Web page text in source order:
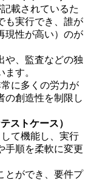
載されているた
も実行でき、誰が
現性が高い）のが
や、監査などの独
す。
に多くの労力が
の創造性を制限し
ストケース）
て機能し、実行
手順を柔軟に変更
とができ、要件プ